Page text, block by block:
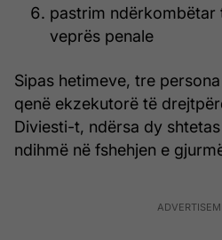
pastrim
veprës penale
Sipas hetimeve, tre
qenë ekzekutorë të
Diviesti-t, ndërsa dy
ndihmë në fshehjen e